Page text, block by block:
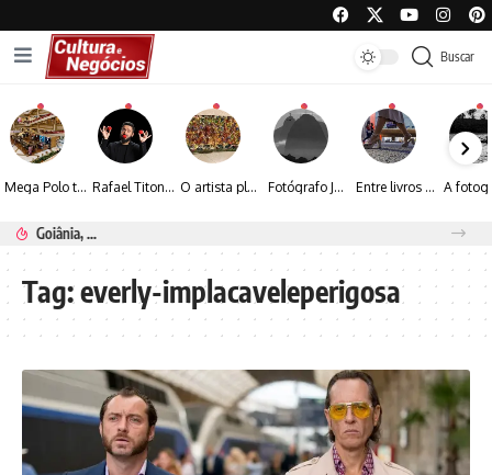
Buscar
Mega Polo transforma lançamento de coleção em plataforma nacional de negócios e projeta crescimento de mais de 15% Rafael Titonelly leva magia e acolhimento a crianças em tratamento oncológico em Juiz de Fora O artista plástico Jorge Luiz transforma sustentabilidade e criatividade em arte contemporânea Fotógrafo José Roberto apresenta um olhar sensível sobre arquitetura, formas e luz na fotografia Entre livros e fotografia autoral, Sebastião Reis consolida uma trajetória marcada pelo olhar artístico
Renato Seerig e a poesia da natureza iluminada pela lua
Tag:everly-implacaveleperigosa